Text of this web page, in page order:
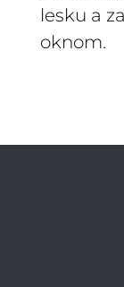
lesku a
oknom.